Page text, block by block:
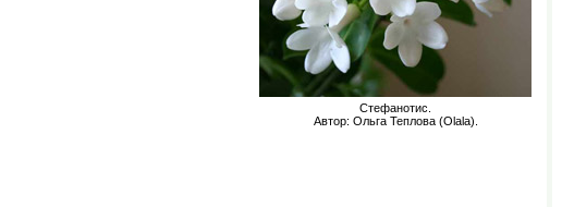
Стефанотис.
Автор: Ольга Теплова (Olala).